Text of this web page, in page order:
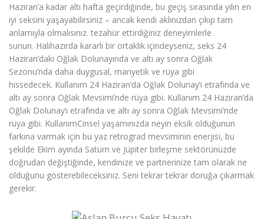
Haziran’a kadar altı hafta geçirdiğinde, bu geçiş sırasında yılın en
iyi seksini yaşayabilirsiniz – ancak kendi aklınızdan çıkıp tam
anlamıyla olmalısınız. tezahür ettirdiğiniz deneyimlerle
sunun. Halihazırda kararlı bir ortaklık içindeyseniz, seks 24
Haziran’daki Oğlak Dolunayında ve altı ay sonra Oğlak
Sezonu’nda daha duygusal, manyetik ve rüya gibi
hissedecek. Kullanım 24 Haziran’da Oğlak Dolunay’ı etrafında ve
altı ay sonra Oğlak Mevsimi’nde rüya gibi. Kullanım 24 Haziran’da
Oğlak Dolunay’ı etrafında ve altı ay sonra Oğlak Mevsimi’nde
rüya gibi. KullanımCinsel yaşamınızda neyin eksik olduğunun
farkına varmak için bu yaz retrograd mevsiminin enerjisi, bu
şekilde Ekim ayında Satürn ve Jüpiter birleşme sektörünüzde
doğrudan değiştiğinde, kendinize ve partnerinize tam olarak ne
olduğunu gösterebileceksiniz. Seni tekrar tekrar doruğa çıkarmak
gerekir.